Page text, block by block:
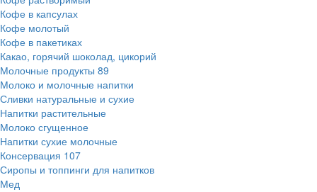
Кофе в капсулах
Кофе молотый
Кофе в пакетиках
Какао, горячий шоколад, цикорий
Молочные продукты 89
Молоко и молочные напитки
Сливки натуральные и сухие
Напитки растительные
Молоко сгущенное
Напитки сухие молочные
Консервация 107
Сиропы и топпинги для напитков
Мед